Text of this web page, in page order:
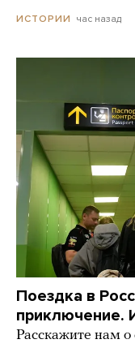
ИСТОРИИ час назад
Поездка в
приключение.
Расскажите нам